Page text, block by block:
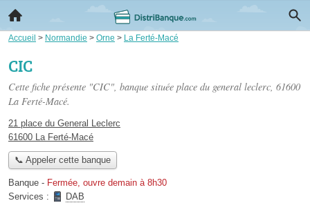
Accueil > Normandie > Orne > La Ferté-Macé
CIC
Cette fiche présente "CIC", banque située place du general leclerc, 61600
La Ferté-Macé.
21 place du General Leclerc
61600 La Ferté-Macé
📞 Appeler cette banque
Banque - Fermée, ouvre demain à 8h30
Services :
DAB